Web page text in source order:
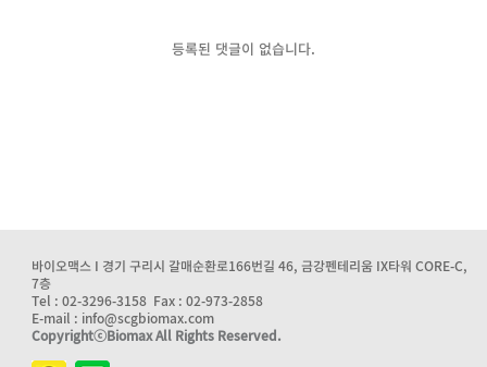
등록된 댓글이 없습니다.
바이오맥스 I 경기 구리시 갈매순환로166번길 46, 금강펜테리움 IX타워 CORE-C,
7층
Tel : 02-3296-3158 Fax : 02-973-2858
E-mail : info@scgbiomax.com
CopyrightⓒBiomax All Rights Reserved.